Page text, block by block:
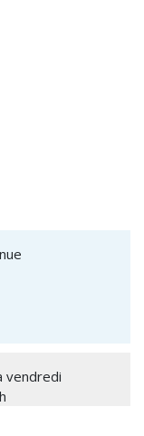
vendredi